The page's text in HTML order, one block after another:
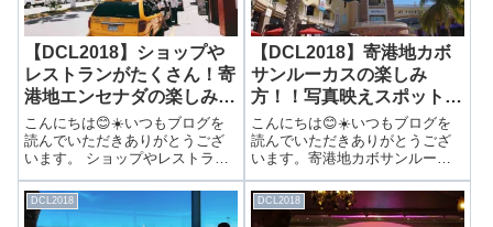
【DCL2018】ショップや
レストランがたくさん！寄
港地エンセナダの楽しみ
方！
こんにちは😊☀️いつもブログを
読んでいただきありがとうござ
います。 ショップやレストラン
がたくさん！寄港地エンセナダ
の楽しみ方！メキシコのエンセ
ナダを探索！！バスでダウンタ
【DCL2018】寄港地カボ
サンルーカスの楽しみ
方！！写真映えスポットが
たくさん！
こんにちは😊☀️いつもブログを
読んでいただきありがとうござ
います。寄港地カボサンルーカ
スの楽しみ方！！写真映えスポ
ットがたくさん！カラフルで可
愛い！！写真映えスポット！3日
DCL2018 DCL2018